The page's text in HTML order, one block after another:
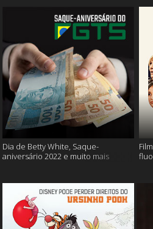
Dia de Betty White, Saque-
aniversário 2022 e muito mais